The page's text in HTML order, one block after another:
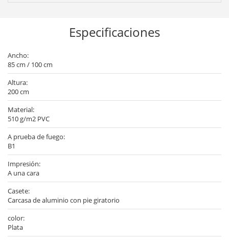
Especificaciones
Ancho:
85 cm / 100 cm
Altura:
200 cm
Material:
510 g/m2 PVC
A prueba de fuego:
B1
Impresión:
A una cara
Casete:
Carcasa de aluminio con pie giratorio
color:
Plata